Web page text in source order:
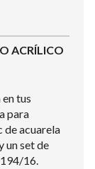
ACRÍLICO
tus
para
de acuarela
un set de
16.